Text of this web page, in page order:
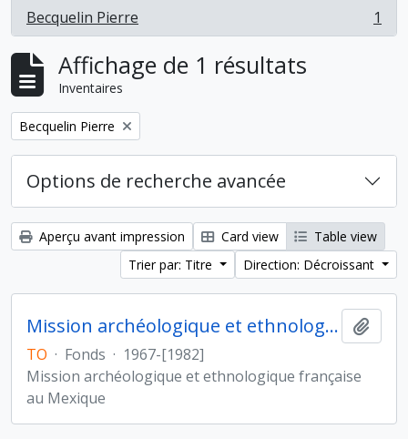
Becquelin Pierre
, 1 résultats 1
Affichage de 1 résultats
Inventaires
Remove filter:
Becquelin Pierre
Options de recherche avancée
Aperçu avant impression Card view
Table view
Trier par: Titre
Direction: Décroissant
Mission archéologique et ethnologique française au Mexique
TO · Fonds · 1967-[1982]
Mission archéologique et ethnologique française
au Mexique